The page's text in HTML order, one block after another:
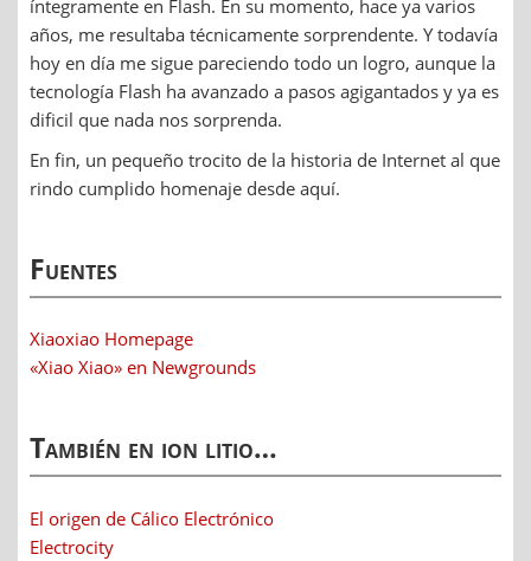
íntegramente en Flash. En su momento, hace ya varios
años, me resultaba técnicamente sorprendente. Y todavía
hoy en día me sigue pareciendo todo un logro, aunque la
tecnología Flash ha avanzado a pasos agigantados y ya es
dificil que nada nos sorprenda.
En fin, un pequeño trocito de la historia de Internet al que
rindo cumplido homenaje desde aquí.
Fuentes
Xiaoxiao Homepage
«Xiao Xiao» en Newgrounds
También en ion litio…
El origen de Cálico Electrónico
Electrocity